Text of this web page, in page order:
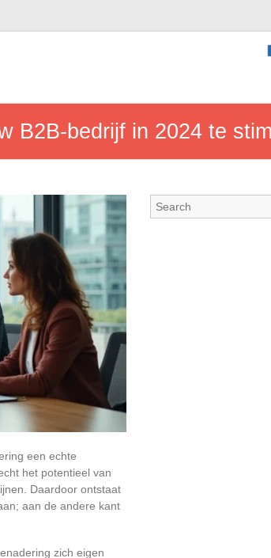
B2B-bedrijf in 2024 te
een echte
het potentieel van
Daardoor ontstaat
aan de andere kant
zich eigen